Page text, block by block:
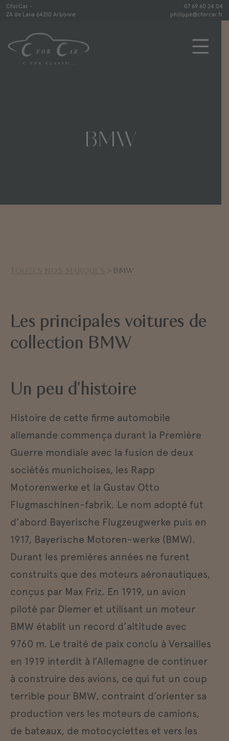
Skip
content
CforCar -
ZA de Lana 64210 Arbonne
07 69 60 24 04
philippe@cforcar.fr
BMW
> BMW
Les principales voitures de
collection BMW
Un peu d'histoire
Histoire de cette firme automobile
allemande commença durant la Première
Guerre mondiale avec la fusion de deux
sociétés munichoises, les Rapp
Motorenwerke et la Gustav Otto
Flugmaschinen-fabrik. Le nom adopté fut
d’abord Bayerische Flugzeugwerke puis en
1917, Bayerische Motoren-werke (BMW).
Durant les premières années ne furent
construits que des moteurs aéronautiques,
conçus par Max Friz. En 1919, un avion
piloté par Diemer et utilisant un moteur
BMW établit un record d’altitude avec
9760 m. Le traité de paix conclu à Versailles
en 1919 interdit à l’Allemagne de continuer
à construire des avions, ce qui fut un coup
terrible pour BMW, contraint d’orienter sa
production vers les moteurs de camions,
de bateaux, de motocyclettes et vers les